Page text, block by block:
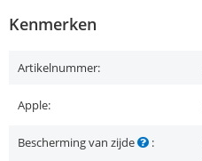
Kenmerken
Artikelnummer:
Apple:
Bescherming van zijde :